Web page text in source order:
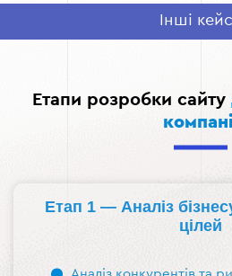
Інші
Етапи розробки сайту
Етап 1 — Аналіз
цілей